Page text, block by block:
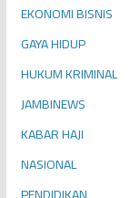
EKONOMI BISNIS
GAYA HIDUP
HUKUM KRIMINAL
JAMBINEWS
KABAR HAJI
NASIONAL